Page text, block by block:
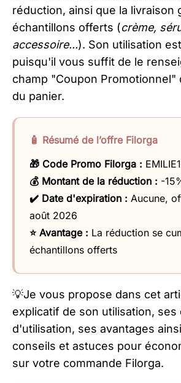
réduction, ainsi que la livraison
échantillons offerts (crème,
accessoire...). Son utilisation
puisqu'il vous suffit de le
champ "Coupon Promotionnel"
du panier.
🧴 Résumé de l’offre Filorga
🎁 Code Promo Filorga :
💰 Montant de la réduction : -
✔️ Date d'expiration : Aucune,
août 2026
⭐ Avantage : La réduction se
échantillons offerts
💡Je vous propose dans cet
explicatif de son utilisation, ses
d'utilisation, ses avantages
conseils et astuces pour
sur votre commande Filorga.